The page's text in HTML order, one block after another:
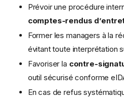
Prévoir une procédure
comptes-rendus
Former les managers à la
évitant toute interprétation
Favoriser la contre-
outil sécurisé conforme
En cas de refus